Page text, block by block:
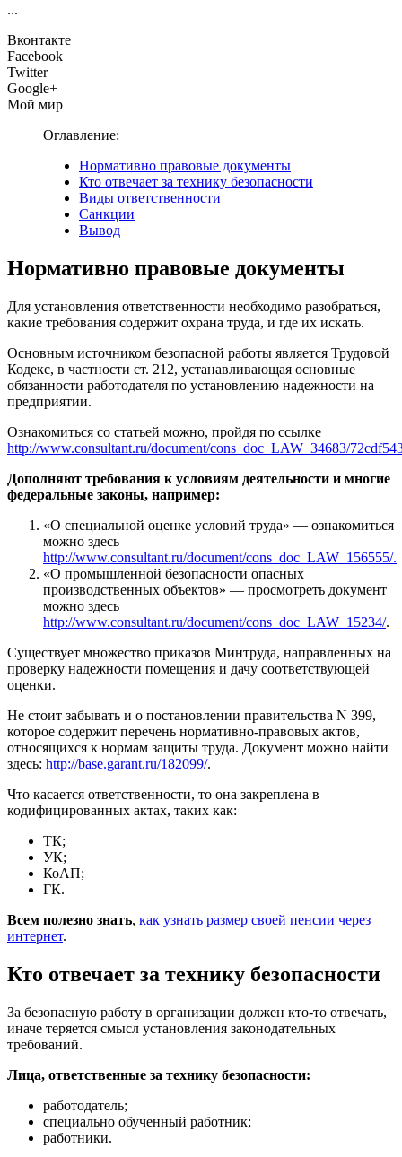
...
Вконтакте
Facebook
Twitter
Google+
Мой мир
Оглавление:
Нормативно правовые документы
Кто отвечает за технику безопасности
Виды ответственности
Санкции
Вывод
Нормативно правовые документы
Для установления ответственности необходимо разобраться,
какие требования содержит охрана труда, и где их искать.
Основным источником безопасной работы является Трудовой
Кодекс, в частности ст. 212, устанавливающая основные
обязанности работодателя по установлению надежности на
предприятии.
Ознакомиться со статьей можно, пройдя по ссылке
http://www.consultant.ru/document/cons_doc_LAW_34683/
Дополняют требования к условиям деятельности и многие
федеральные законы, например:
«О специальной оценке условий труда» — ознакомиться
можно здесь
http://www.consultant.ru/document/cons_doc_LAW_156555/.
«О промышленной безопасности опасных
производственных объектов» — просмотреть документ
можно здесь
http://www.consultant.ru/document/cons_doc_LAW_15234/.
Существует множество приказов Минтруда, направленных на
проверку надежности помещения и дачу соответствующей
оценки.
Не стоит забывать и о постановлении правительства N 399,
которое содержит перечень нормативно-правовых актов,
относящихся к нормам защиты труда. Документ можно найти
здесь: http://base.garant.ru/182099/.
Что касается ответственности, то она закреплена в
кодифицированных актах, таких как:
ТК;
УК;
КоАП;
ГК.
Всем полезно знать, как узнать размер своей пенсии через
интернет.
Кто отвечает за технику безопасности
За безопасную работу в организации должен кто-то отвечать,
иначе теряется смысл установления законодательных
требований.
Лица, ответственные за технику безопасности:
работодатель;
специально обученный работник;
работники.